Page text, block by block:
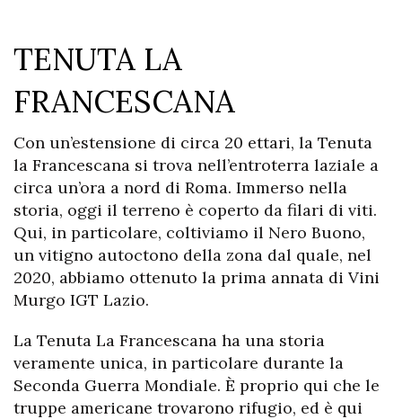
TENUTA LA
FRANCESCANA
Con un’estensione di circa 20 ettari, la Tenuta
la Francescana si trova nell’entroterra laziale a
circa un’ora a nord di Roma. Immerso nella
storia, oggi il terreno è coperto da filari di viti.
Qui, in particolare, coltiviamo il Nero Buono,
un vitigno autoctono della zona dal quale, nel
2020, abbiamo ottenuto la prima annata di Vini
Murgo IGT Lazio.
La Tenuta La Francescana ha una storia
veramente unica, in particolare durante la
Seconda Guerra Mondiale. È proprio qui che le
truppe americane trovarono rifugio, ed è qui